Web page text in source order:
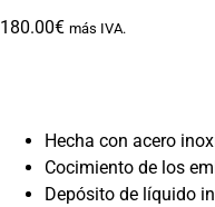
180.00€ más IVA.
Hecha con acero
Cocimiento de los
Depósito de líquido